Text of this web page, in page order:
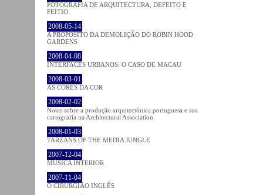
FOTOGRAFIA DE ARQUITECTURA, DEFEITO E
FEITIO
2008-05-14
A PROPÓSITO DA DEMOLIÇÃO DO ROBIN HOOD
GARDENS
2008-04-08
INTERFACES URBANOS: O CASO DE MACAU
2008-03-01
AS CORES DA COR
2008-02-02
Notas sobre a produção arquitectónica portuguesa e sua
cartografia na Architectural Association
2008-01-03
TARZANS OF THE MEDIA JUNGLE
2007-12-04
MÚSICA INTERIOR
2007-11-04
O CIRURGIÃO INGLÊS